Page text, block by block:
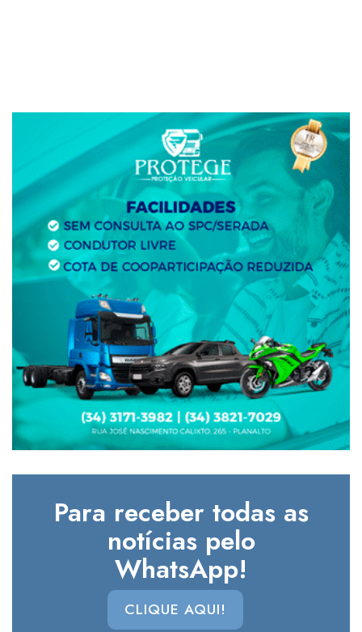
Para receber todas as
notícias pelo
WhatsApp!
CLIQUE AQUI!